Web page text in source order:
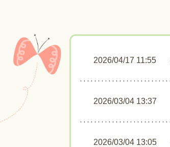
2026/04/17 11:55
2026/03/04 13:37
2026/03/04 13:05